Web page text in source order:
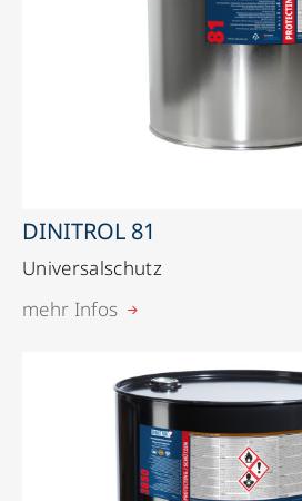
DINITROL 81
Universalschutz
mehr Infos